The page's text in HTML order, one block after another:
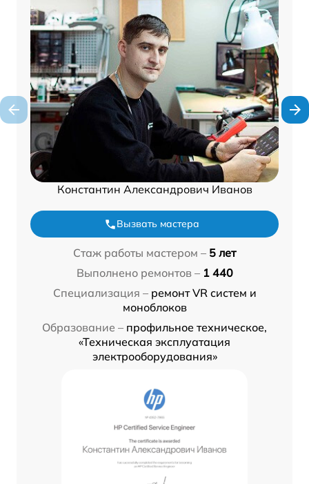
Константин Александрович Иванов
Вызвать мастера
Стаж работы мастером – 5 лет
Выполнено ремонтов – 1 440
Специализация – ремонт VR систем и
моноблоков
Образование – профильное техническое,
«Техническая эксплуатация
электрооборудования»